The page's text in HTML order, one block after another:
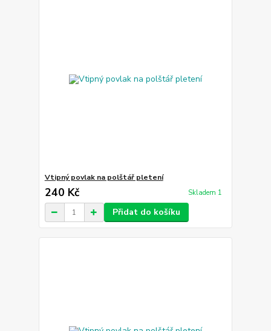
Vtipný povlak na polštář pletení
240 Kč Skladem 1
Přidat do košíku